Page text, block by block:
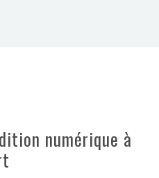
numérique à